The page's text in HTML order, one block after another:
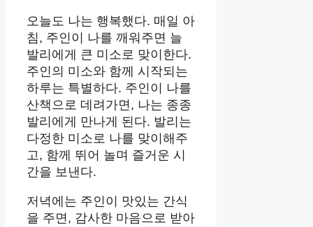
오늘도 나는 행복했다. 매일 아
침, 주인이 나를 깨워주면 늘
발리에게 큰 미소로 맞이한다.
주인의 미소와 함께 시작되는
하루는 특별하다. 주인이 나를
산책으로 데려가면, 나는 종종
발리에게 만나게 된다. 발리는
다정한 미소로 나를 맞이해주
고, 함께 뛰어 놀며 즐거운 시
간을 보낸다.
저녁에는 주인이 맛있는 간식
을 주면, 감사한 마음으로 받아